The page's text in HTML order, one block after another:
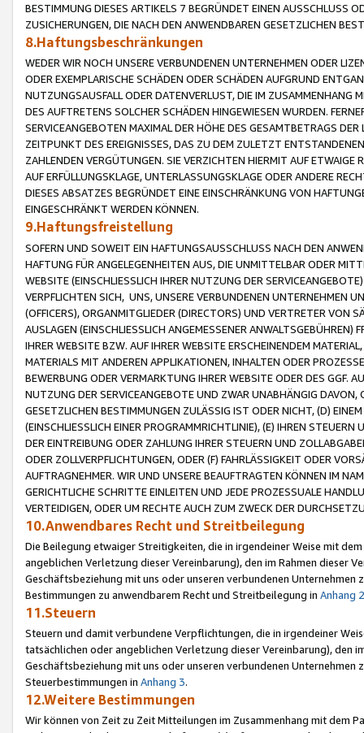
BESTIMMUNG DIESES ARTIKELS 7 BEGRÜNDET EINEN AUSSCHLUSS
ZUSICHERUNGEN, DIE NACH DEN ANWENDBAREN GESETZLICHEN
8.Haftungsbeschränkungen
WEDER WIR NOCH UNSERE VERBUNDENEN UNTERNEHMEN ODER
ODER EXEMPLARISCHE SCHÄDEN ODER SCHÄDEN AUFGRUND
NUTZUNGSAUSFALL ODER DATENVERLUST, DIE IM ZUSAMMENHANG
DES AUFTRETENS SOLCHER SCHÄDEN HINGEWIESEN WURDEN.
SERVICEANGEBOTEN MAXIMAL DER HÖHE DES GESAMTBETRAGS
ZEITPUNKT DES EREIGNISSES, DAS ZU DEM ZULETZT
ZAHLENDEN VERGÜTUNGEN. SIE VERZICHTEN HIERMIT AUF
AUF ERFÜLLUNGSKLAGE, UNTERLASSUNGSKLAGE ODER ANDERE
DIESES ABSATZES BEGRÜNDET EINE EINSCHRÄNKUNG VON
EINGESCHRÄNKT WERDEN KÖNNEN.
9.Haftungsfreistellung
SOFERN UND SOWEIT EIN HAFTUNGSAUSSCHLUSS NACH DEN
HAFTUNG FÜR ANGELEGENHEITEN AUS, DIE UNMITTELBAR ODER
WEBSITE (EINSCHLIESSLICH IHRER NUTZUNG DER
VERPFLICHTEN SICH, UNS, UNSERE VERBUNDENEN UNTERNEHMEN
(OFFICERS), ORGANMITGLIEDER (DIRECTORS) UND VERTRETER VON
AUSLAGEN (EINSCHLIESSLICH ANGEMESSENER
IHRER WEBSITE BZW. AUF IHRER WEBSITE ERSCHEINENDEM
MATERIALS MIT ANDEREN APPLIKATIONEN, INHALTEN ODER
BEWERBUNG ODER VERMARKTUNG IHRER WEBSITE ODER DES GGF.
NUTZUNG DER SERVICEANGEBOTE UND ZWAR UNABHÄNGIG
GESETZLICHEN BESTIMMUNGEN ZULÄSSIG IST ODER NICHT, (D)
(EINSCHLIESSLICH EINER PROGRAMMRICHTLINIE), (E) IHREN
DER EINTREIBUNG ODER ZAHLUNG IHRER STEUERN UND
ODER ZOLLVERPFLICHTUNGEN, ODER (F) FAHRLÄSSIGKEIT ODER
AUFTRAGNEHMER. WIR UND UNSERE BEAUFTRAGTEN KÖNNEN IM
GERICHTLICHE SCHRITTE EINLEITEN UND JEDE PROZESSUALE
VERTEIDIGEN, ODER UM RECHTE AUCH ZUM ZWECK DER
10.Anwendbares Recht und Streitbeilegung
Die Beilegung etwaiger Streitigkeiten, die in irgendeiner Weise mit
angeblichen Verletzung dieser Vereinbarung), den im Rahmen dieser
Geschäftsbeziehung mit uns oder unseren verbundenen
Bestimmungen zu anwendbarem Recht und Streitbeilegung in Anhang 2
11.Steuern
Steuern und damit verbundene Verpflichtungen, die in irgendeiner
tatsächlichen oder angeblichen Verletzung dieser Vereinbarung), den
Geschäftsbeziehung mit uns oder unseren verbundenen
Steuerbestimmungen in Anhang 3.
12.Weitere Bestimmungen
Wir können von Zeit zu Zeit Mitteilungen im Zusammenhang mit dem